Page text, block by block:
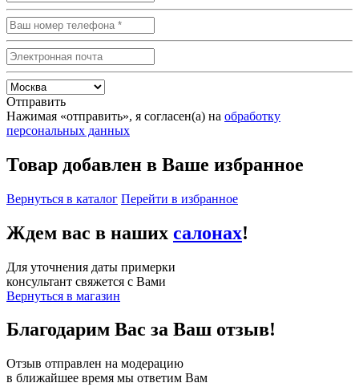
Отправить
Нажимая «отправить», я согласен(а) на обработку
персональных данных
Товар добавлен в Ваше избранное
Вернуться в каталог Перейти в избранное
Ждем вас в наших салонах!
Для уточнения даты примерки
консультант свяжется с Вами
Вернуться в магазин
Благодарим Вас за Ваш отзыв!
Отзыв отправлен на модерацию
в ближайшее время мы ответим Вам